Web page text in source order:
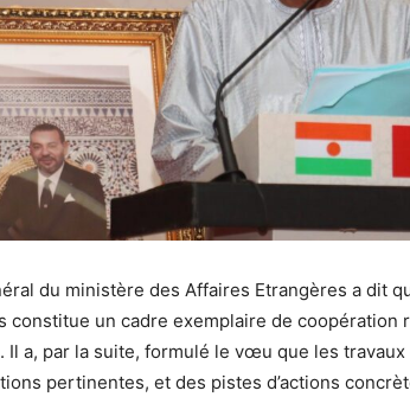
du ministère des Affaires Etrangères a dit
constitue un cadre exemplaire de
Il a, par la suite, formulé le vœu que les
pertinentes, et des pistes d’actions